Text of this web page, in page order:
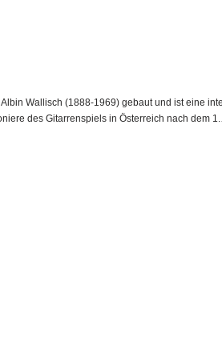
Wallisch (1888-1969) gebaut und ist eine
des Gitarrenspiels in Österreich nach dem